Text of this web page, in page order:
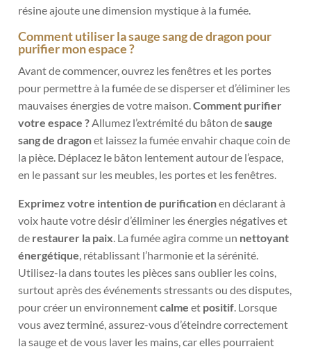
résine ajoute une dimension mystique à la fumée.
Comment utiliser la sauge sang de dragon pour
purifier mon espace ?
Avant de commencer, ouvrez les fenêtres et les portes
pour permettre à la fumée de se disperser et d’éliminer les
mauvaises énergies de votre maison.Comment purifier
votre espace ?Allumez l’extrémité du bâton desauge
sang de dragonet laissez la fumée envahir chaque coin de
la pièce. Déplacez le bâton lentement autour de l’espace,
en le passant sur les meubles, les portes et les fenêtres.
Exprimez votre intention de purificationen déclarant à
voix haute votre désir d’éliminer les énergies négatives et
de restaurer la paix. La fumée agira comme un nettoyant
énergétique, rétablissant l’harmonie et la sérénité.
Utilisez-la dans toutes les pièces sans oublier les coins,
surtout après des événements stressants ou des disputes,
pour créer un environnementcalme et positif. Lorsque
vous avez terminé, assurez-vous d’éteindre correctement
la sauge et de vous laver les mains, car elles pourraient